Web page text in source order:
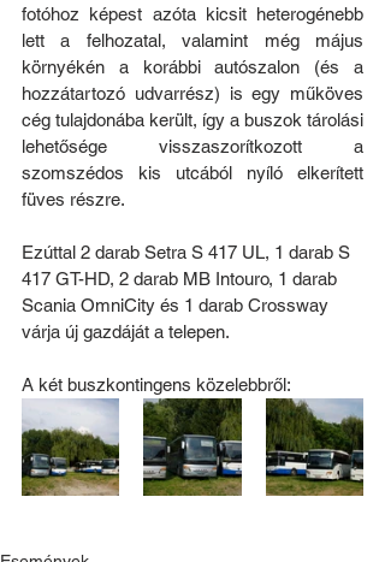
fotóhoz képest azóta kicsit heterogénebb
lett a felhozatal, valamint még május
környékén a korábbi autószalon (és a
hozzátartozó udvarrész) is egy műköves
cég tulajdonába került, így a buszok tárolási
lehetősége visszaszorítkozott a
szomszédos kis utcából nyíló elkerített
füves részre.
Ezúttal 2 darab Setra S 417 UL, 1 darab S
417 GT-HD, 2 darab MB Intouro, 1 darab
Scania OmniCity és 1 darab Crossway
várja új gazdáját a telepen.
A két buszkontingens közelebbről: